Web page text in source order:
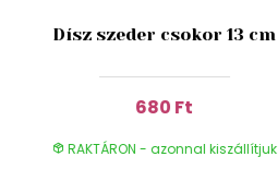
Dísz szeder csokor 13 cm
680 Ft
RAKTÁRON - azonnal kiszállítjuk